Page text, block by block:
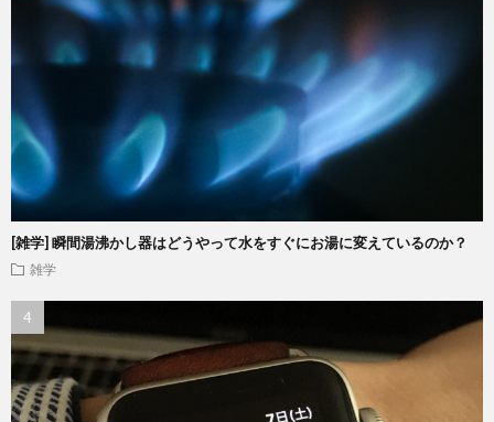
[雑学] 瞬間湯沸かし器はどうやって水をすぐにお湯に変えているのか？
雑学